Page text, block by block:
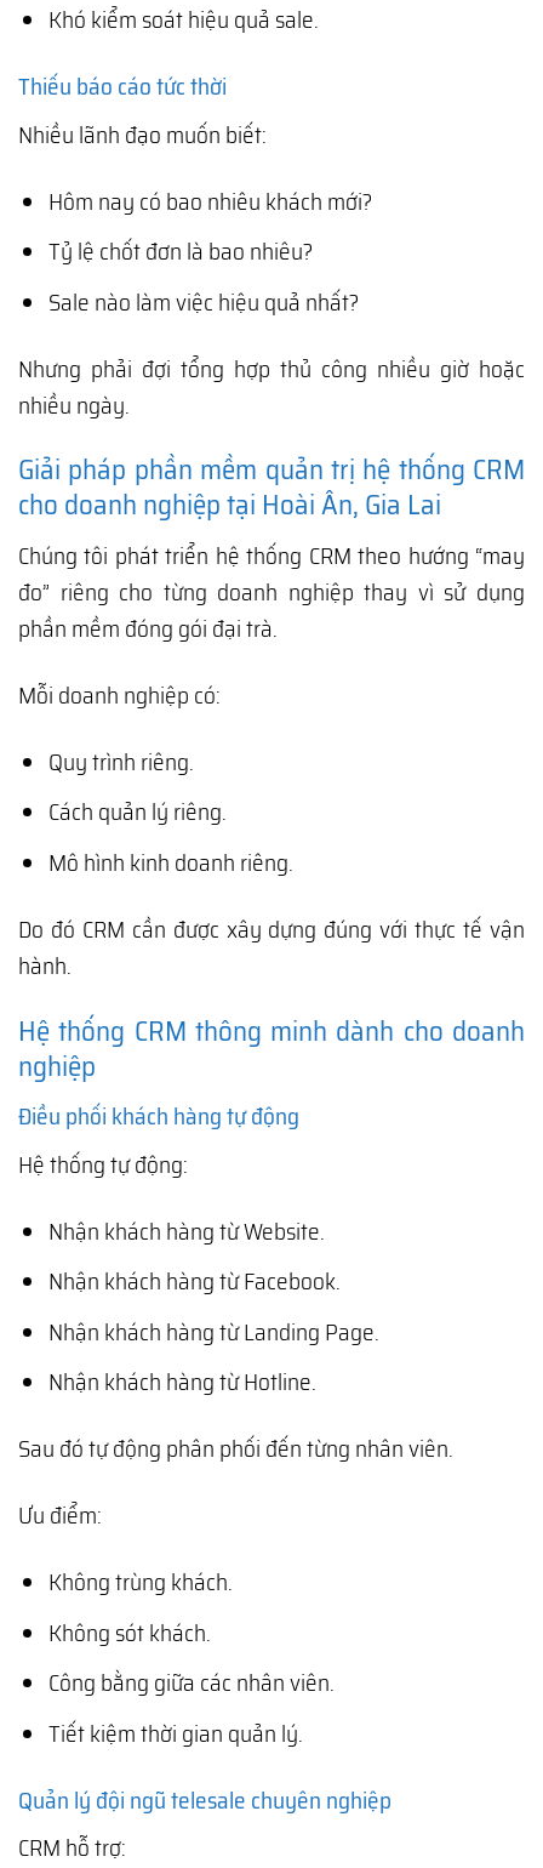
Khó kiểm soát hiệu quả sale.
Thiếu báo cáo tức thời
Nhiều lãnh đạo muốn biết:
Hôm nay có bao nhiêu khách mới?
Tỷ lệ chốt đơn là bao nhiêu?
Sale nào làm việc hiệu quả nhất?
Nhưng phải đợi tổng hợp thủ công nhiều giờ hoặc
nhiều ngày.
Giải pháp phần mềm quản trị hệ thống CRM
cho doanh nghiệp tại Hoài Ân, Gia Lai
Chúng tôi phát triển hệ thống CRM theo hướng “may
đo” riêng cho từng doanh nghiệp thay vì sử dụng
phần mềm đóng gói đại trà.
Mỗi doanh nghiệp có:
Quy trình riêng.
Cách quản lý riêng.
Mô hình kinh doanh riêng.
Do đó CRM cần được xây dựng đúng với thực tế vận
hành.
Hệ thống CRM thông minh dành cho doanh
nghiệp
Điều phối khách hàng tự động
Hệ thống tự động:
Nhận khách hàng từ Website.
Nhận khách hàng từ Facebook.
Nhận khách hàng từ Landing Page.
Nhận khách hàng từ Hotline.
Sau đó tự động phân phối đến từng nhân viên.
Ưu điểm:
Không trùng khách.
Không sót khách.
Công bằng giữa các nhân viên.
Tiết kiệm thời gian quản lý.
Quản lý đội ngũ telesale chuyên nghiệp
CRM hỗ trợ: